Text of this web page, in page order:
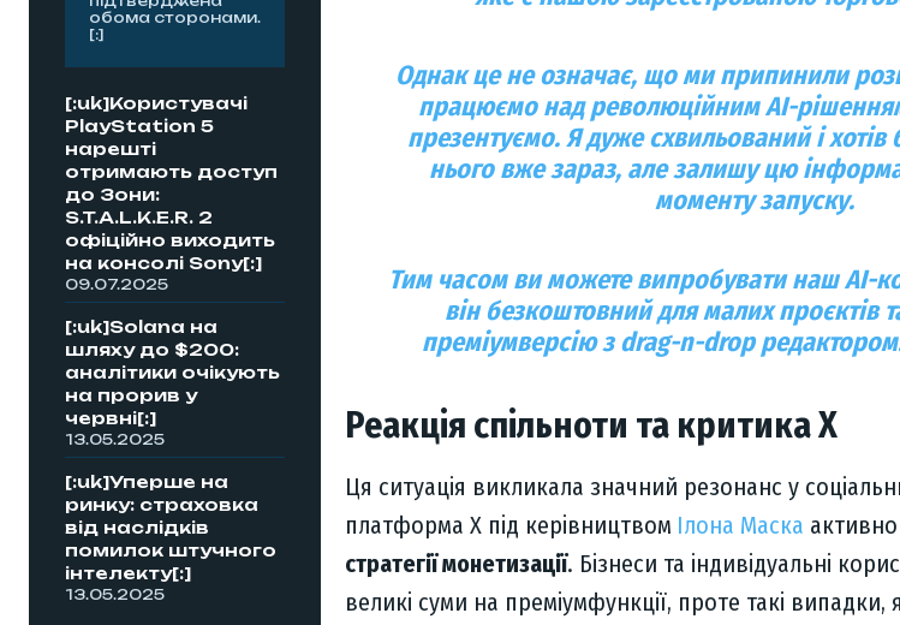
обома сторонами.
[:]
[:uk]Користувачі
PlayStation 5
нарешті
отримають доступ
до Зони:
S.T.A.L.K.E.R. 2
офіційно виходить
на консолі Sony[:]
09.07.2025
[:uk]Solana на
шляху до $200:
аналітики очікують
на прорив у
червні[:]
13.05.2025
[:uk]Уперше на
ринку: страховка
від наслідків
помилок штучного
інтелекту[:]
13.05.2025
Однак це не означає, що ми припинили
працюємо надреволюційним AI-
презентуємо. Я дуже схвильований і хотів
нього вже зараз, але залишу цю
моменту запуску.
Тим часом ви можете випробувати нашAI-
вінбезкоштовний для малих проєктів
преміумверсію з drag-n-drop редактором
Реакція спільноти та критика X
Ця ситуація викликала значний резонанс у
платформа X під керівництвом Ілона Маска
стратегії монетизації. Бізнеси та індивідуальні
великі суми на преміумфункції, проте такі випадки,